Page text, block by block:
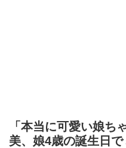
「本当に可愛い娘ち
美、娘4歳の誕生日